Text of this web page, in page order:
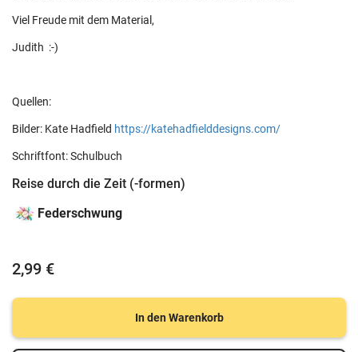
Viel Freude mit dem Material,
Judith :-)
Quellen:
Bilder: Kate Hadfield https://katehadfielddesigns.com/
Schriftfont: Schulbuch
Reise durch die Zeit (-formen)
Federschwung
2,99 €
In den Warenkorb